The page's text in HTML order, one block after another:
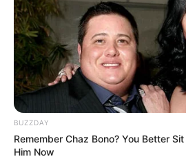
Auflistung von Ausflugszielen
Sehenswürdigkeiten im Kreis
auch von unseren
wurden:
Barocke Kleinresidenz
Die ehemalige Stadt
Deutschland einmaliges
genannt wurde 1234 der
BUZZDAY
Remember Chaz Bono? You Better
Him Now